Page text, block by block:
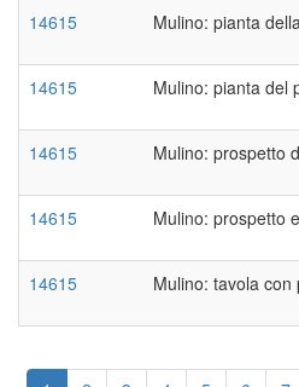
14615 Mulino: pianta
14615 Mulino: pianta del
14615 Mulino: prospetto
14615 Mulino: prospetto
14615 Mulino: tavola con
Paginazione